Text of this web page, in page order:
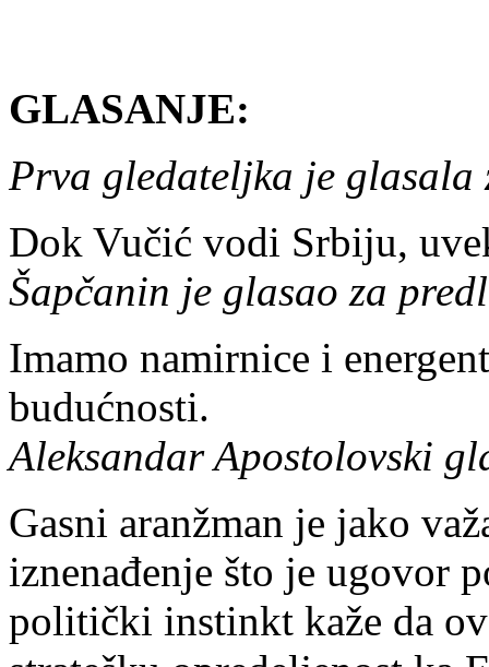
GLASANJE:
Prva gledateljka je
Dok Vučić vodi Srbiju,
Šapčanin je glasao za
Imamo namirnice i
budućnosti.
Aleksandar Apostolovski
Gasni aranžman je jako
iznenađenje što je ugovor
politički instinkt kaže da